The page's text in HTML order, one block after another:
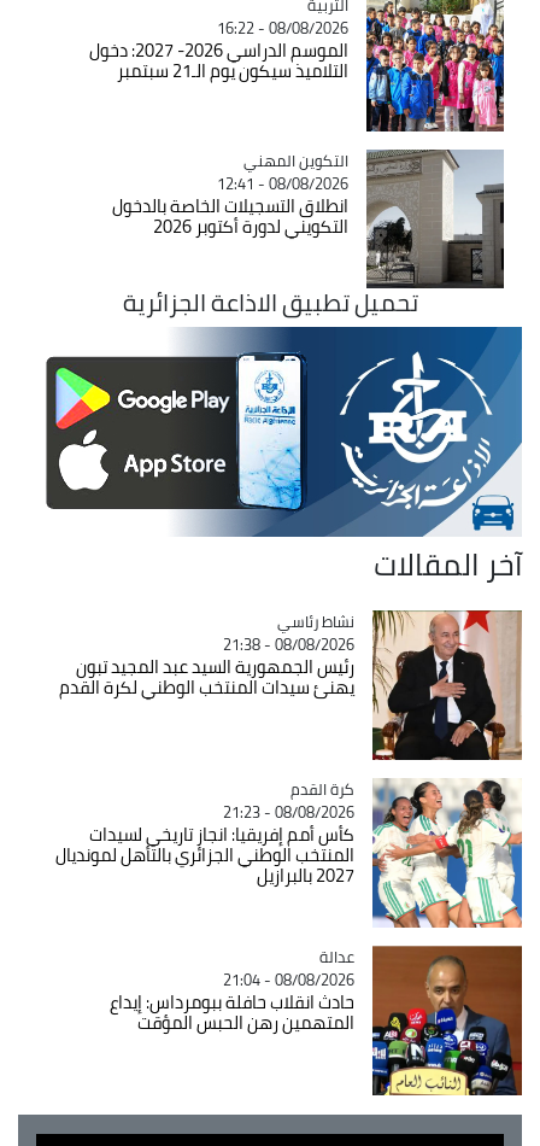
08/08/2026 - 16:22
الموسم الدراسي 2026- 2027: دخول
التلاميذ سيكون يوم الـ21 سبتمبر
Catégorie
التكوين المهني
08/08/2026 - 12:41
انطلاق التسجيلات الخاصة بالدخول
التكويني لدورة أكتوبر 2026
تحميل تطبيق الاذاعة الجزائرية
آخر المقالات
Catégorie
نشاط رئاسي
08/08/2026 - 21:38
رئيس الجمهورية السيد عبد المجيد تبون
يهنئ سيدات المنتخب الوطني لكرة القدم
Catégorie
كرة القدم
08/08/2026 - 21:23
كأس أمم إفريقيا: انجاز تاريخي لسيدات
المنتخب الوطني الجزائري بالتأهل لمونديال
2027 بالبرازيل
Catégorie
عدالة
08/08/2026 - 21:04
حادث انقلاب حافلة ببومرداس: إيداع
المتهمين رهن الحبس المؤقت